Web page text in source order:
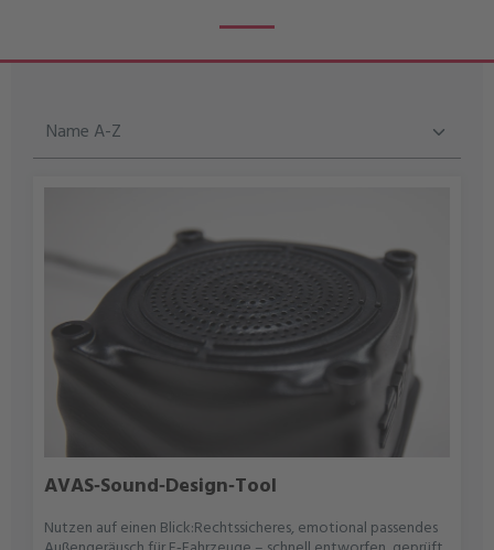
AVAS‑Sound‑Design‑Tool
Nutzen auf einen Blick:Rechtssicheres, emotional passendes